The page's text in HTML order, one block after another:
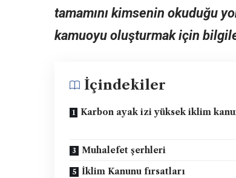
tamamını kimsenin okuduğu
kamuoyu oluşturmak için
İçindekiler
Karbon ayak izi yüksek iklim
Muhalefet şerhleri
İklim Kanunu fırsatları